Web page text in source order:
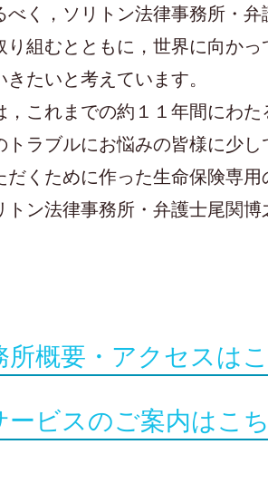
く，ソリトン法律事務所・弁
組むとともに，世界に向か
たいと考えています。
これまでの約１１年間にわた
ラブルにお悩みの皆様に少し
くために作った生命保険専用
ン法律事務所・弁護士尾関博
所概要・アクセスは
ービスのご案内はこ